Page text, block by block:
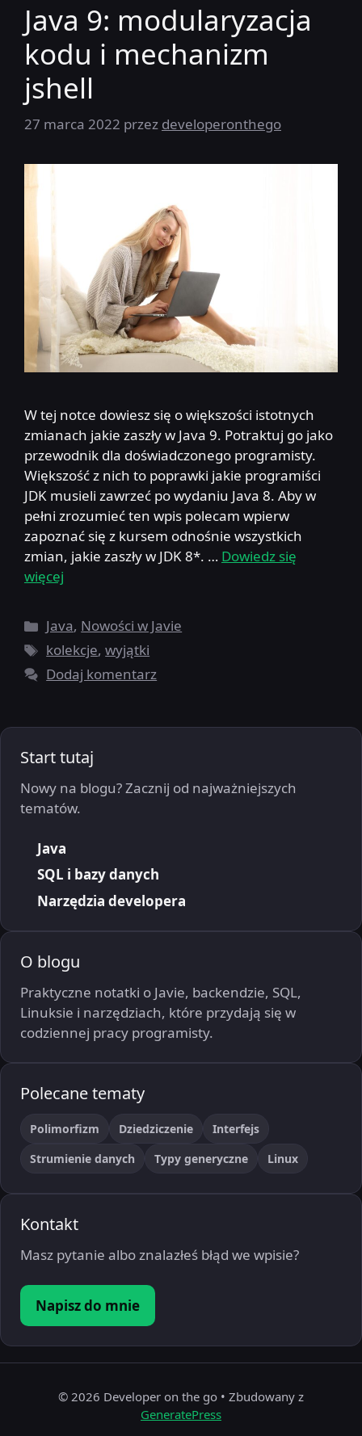
Java 9: modularyzacja
kodu i mechanizm
jshell
27 marca 2022 przez developeronthego
W tej notce dowiesz się o większości istotnych
zmianach jakie zaszły w Java 9. Potraktuj go jako
przewodnik dla doświadczonego programisty.
Większość z nich to poprawki jakie programiści
JDK musieli zawrzeć po wydaniu Java 8. Aby w
pełni zrozumieć ten wpis polecam wpierw
zapoznać się z kursem odnośnie wszystkich
zmian, jakie zaszły w JDK 8*. … Dowiedz się
więcej
Kategorie
Java, Nowości w Javie
Tagi
kolekcje,wyjątki
Dodaj komentarz
Start tutaj
Nowy na blogu? Zacznij od najważniejszych
tematów.
Java
SQL i bazy danych
Narzędzia developera
O blogu
Praktyczne notatki o Javie, backendzie, SQL,
Linuksie i narzędziach, które przydają się w
codziennej pracy programisty.
Polecane tematy
Polimorfizm Dziedziczenie
Interfejs
Strumienie danych
Typy generyczne Linux
Kontakt
Masz pytanie albo znalazłeś błąd we wpisie?
Napisz do mnie
© 2026 Developer on the go • Zbudowany z
GeneratePress